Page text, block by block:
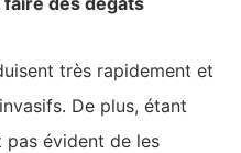
très rapidement et
De plus, étant
pas évident de les